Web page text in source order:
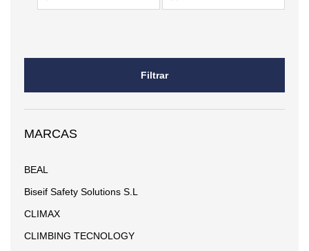
Filtrar
MARCAS
BEAL
Biseif Safety Solutions S.L
CLIMAX
CLIMBING TECNOLOGY